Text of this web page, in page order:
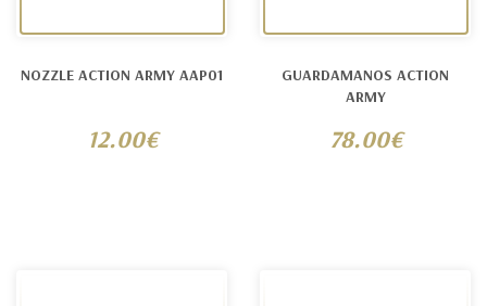
NOZZLE ACTION ARMY AAP01
12.00€
GUARDAMANOS ACTION
ARMY
78.00€